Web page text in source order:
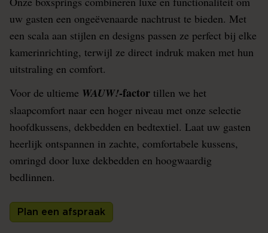
uw gasten een ongeëvenaarde nachtrust te bieden. Met
een scala aan stijlen en designs passen ze perfect bij elke
kamerinrichting, terwijl ze direct indruk maken met hun
uitstraling en comfort.
Voor de ultieme WAUW!-factor tillen we het
slaapcomfort naar een hoger niveau met onze selectie
hoofdkussens, dekbedden en bedtextiel. Laat uw gasten
heerlijk ontspannen in zachte, comfortabele kussens,
omringd door luxe dekbedden en hoogwaardig
bedlinnen.
Plan een afspraak